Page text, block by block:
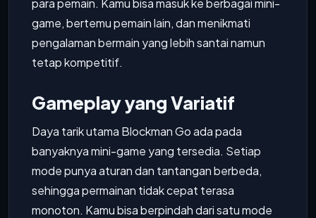
para pemain. Kamu bisa masuk ke berbagai mini-
game, bertemu pemain lain, dan menikmati
pengalaman bermain yang lebih santai namun
tetap kompetitif.
Gameplay yang Variatif
Daya tarik utama Blockman Go ada pada
banyaknya mini-game yang tersedia. Setiap
mode punya aturan dan tantangan berbeda,
sehingga permainan tidak cepat terasa
monoton. Kamu bisa berpindah dari satu mode